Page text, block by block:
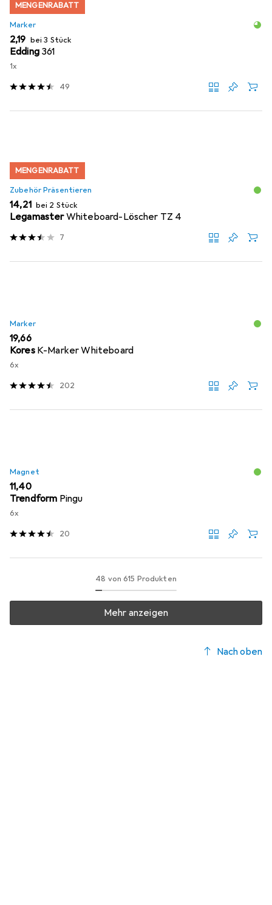
MENGENRABATT
Marker
EUR
2,19 bei 3 Stück
Edding 361
1x
49
MENGENRABATT
Zubehör Präsentieren
EUR
14,21 bei 2 Stück
LegamasterWhiteboard-Löscher TZ 4
7
Marker
EUR
19,66
Kores K-Marker Whiteboard
6x
202
Magnet
EUR
11,40
Trendform Pingu
6x
20
48 von 615 Produkten
Mehr anzeigen
Nach oben